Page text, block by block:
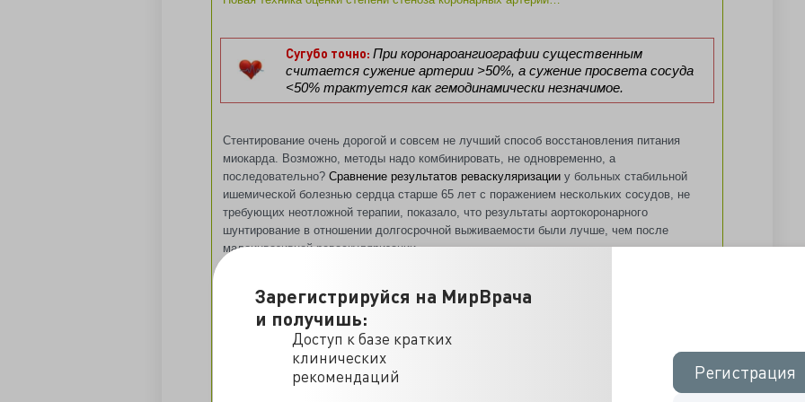
Зарегистрируйся на МирВрача
и получишь:
Доступ к базе кратких
клинических
рекомендаций
Регистрация
Регистрация
Сугубо точно: При коронароангиографии существенным
считается сужение артерии >50%, а сужение просвета сосуда
<50% трактуется как гемодинамически незначимое.
Стентирование очень дорогой и совсем не лучший способ восстановления питания
миокарда. Возможно, методы надо комбинировать, не одновременно, а
последовательно? Сравнение результатов реваскуляризации у больных стабильной
ишемической болезнью сердца старше 65 лет с поражением нескольких сосудов, не
требующих неотложной терапии, показало, что результаты аортокоронарного
шунтирование в отношении долгосрочной выживаемости были лучше, чем после
малоинвазивной реваскуляризации...
Сугубо точно:В пожилом возрасте ИБС имеет особенности: не
редкость атеросклеротическое поражение нескольких
коронарных артерий и чаще встречается стеноз ствола левой
коронарной артерии.